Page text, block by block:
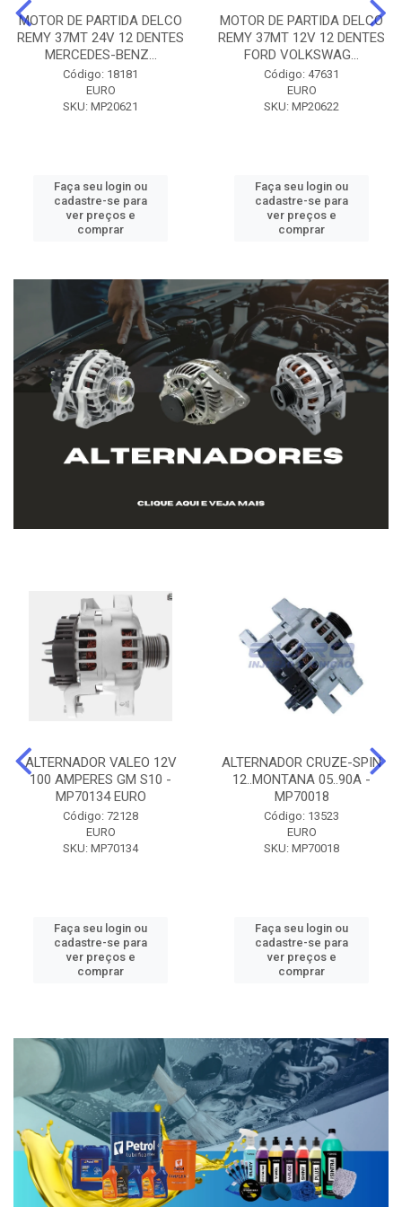
MOTOR DE PARTIDA DELCO
REMY 37MT 24V 12 DENTES
MERCEDES-BENZ...
Código: 18181
EURO
SKU: MP20621
Faça seu login ou
cadastre-se para
ver preços e
comprar
MOTOR DE PARTIDA DELCO
REMY 37MT 12V 12 DENTES
FORD VOLKSWAG...
Código: 47631
EURO
SKU: MP20622
Faça seu login ou
cadastre-se para
ver preços e
comprar
ALTERNADOR VALEO 12V
100 AMPERES GM S10 -
MP70134 EURO
Código: 72128
EURO
SKU: MP70134
Faça seu login ou
cadastre-se para
ver preços e
comprar
ALTERNADOR CRUZE-SPIN
12..MONTANA 05..90A -
MP70018
Código: 13523
EURO
SKU: MP70018
Faça seu login ou
cadastre-se para
ver preços e
comprar